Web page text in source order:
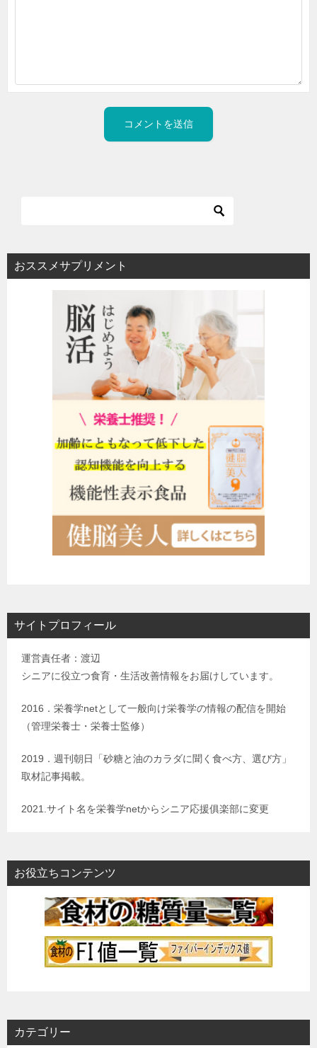
おススメサプリメント
サイトプロフィール
運営責任者：渡辺
シニアに役立つ食育・生活改善情報をお届けしています。
2016．栄養学netとして一般向け栄養学の情報の配信を開始
（管理栄養士・栄養士監修）
2019．週刊朝日「砂糖と油のカラダに聞く食べ方、選び方」
取材記事掲載。
2021.サイト名を栄養学netからシニア応援俱楽部に変更
お役立ちコンテンツ
カテゴリー